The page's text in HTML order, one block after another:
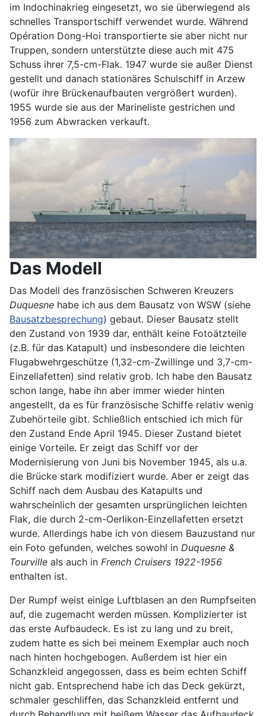
im Indochinakrieg eingesetzt, wo sie überwiegend als
schnelles Transportschiff verwendet wurde. Während
Opération Dong-Hoi transportierte sie aber nicht nur
Truppen, sondern unterstützte diese auch mit 475
Schuss ihrer 7,5-cm-Flak. 1947 wurde sie außer Dienst
gestellt und danach stationäres Schulschiff in Arzew
(wofür ihre Brückenaufbauten vergrößert wurden).
1955 wurde sie aus der Marineliste gestrichen und
1956 zum Abwracken verkauft.
Das Modell
Das Modell des französischen Schweren Kreuzers
Duquesne habe ich aus dem Bausatz von WSW (siehe
Bausatzbesprechung) gebaut. Dieser Bausatz stellt
den Zustand von 1939 dar, enthält keine Fotoätzteile
(z.B. für das Katapult) und insbesondere die leichten
Flugabwehrgeschütze (1,32-cm-Zwillinge und 3,7-cm-
Einzellafetten) sind relativ grob. Ich habe den Bausatz
schon lange, habe ihn aber immer wieder hinten
angestellt, da es für französische Schiffe relativ wenig
Zubehörteile gibt. Schließlich entschied ich mich für
den Zustand Ende April 1945. Dieser Zustand bietet
einige Vorteile. Er zeigt das Schiff vor der
Modernisierung von Juni bis November 1945, als u.a.
die Brücke stark modifiziert wurde. Aber er zeigt das
Schiff nach dem Ausbau des Katapults und
wahrscheinlich der gesamten ursprünglichen leichten
Flak, die durch 2-cm-Oerlikon-Einzellafetten ersetzt
wurde. Allerdings habe ich von diesem Bauzustand nur
ein Foto gefunden, welches sowohl in Duquesne &
Tourville als auch in French Cruisers 1922-1956
enthalten ist.
Der Rumpf weist einige Luftblasen an den Rumpfseiten
auf, die zugemacht werden müssen. Komplizierter ist
das erste Aufbaudeck. Es ist zu lang und zu breit,
zudem hatte es sich bei meinem Exemplar auch noch
nach hinten hochgebogen. Außerdem ist hier ein
Schanzkleid angegossen, dass es beim echten Schiff
nicht gab. Entsprechend habe ich das Deck gekürzt,
schmaler geschliffen, das Schanzkleid entfernt und